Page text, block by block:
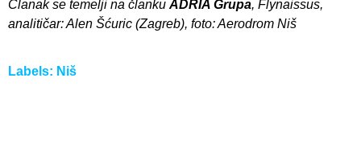
Članak se temelji na člankuADRIA Grupa, Flynaissus,
analitičar: Alen Šćuric (Zagreb), foto: Aerodrom Niš
Labels: Niš